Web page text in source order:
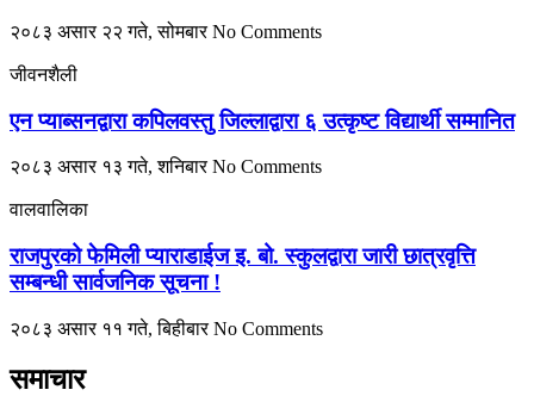
२०८३ असार २२ गते, सोमबारNo Comments
जीवनशैली
एन प्याब्सनद्वारा कपिलवस्तु जिल्लाद्वारा ६ उत्कृष्ट विद्यार्थी सम्मानित
२०८३ असार १३ गते, शनिबारNo Comments
वालवालिका
राजपुरको फेमिली प्याराडाईज इ. बो. स्कुलद्वारा जारी छात्रवृत्ति
सम्बन्धी सार्वजनिक सूचना !
२०८३ असार ११ गते, बिहीबारNo Comments
समाचार